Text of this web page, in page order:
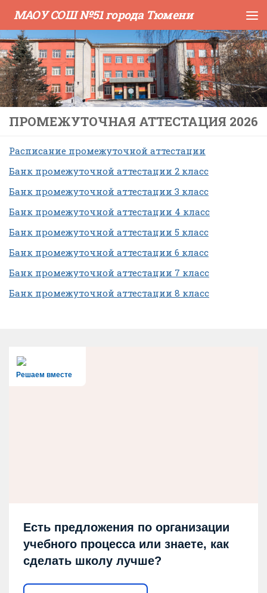
Skip to content
МАОУ СОШ №51 города Тюмени
ПРОМЕЖУТОЧНАЯ АТТЕСТАЦИЯ 2026
Расписание промежуточной аттестации
Банк промежуточной аттестации 2 класс
Банк промежуточной аттестации 3 класс
Банк промежуточной аттестации 4 класс
Банк промежуточной аттестации 5 класс
Банк промежуточной аттестации 6 класс
Банк промежуточной аттестации 7 класс
Банк промежуточной аттестации 8 класс
Решаем вместе
Есть предложения по организации
учебного процесса или знаете, как
сделать школу лучше?